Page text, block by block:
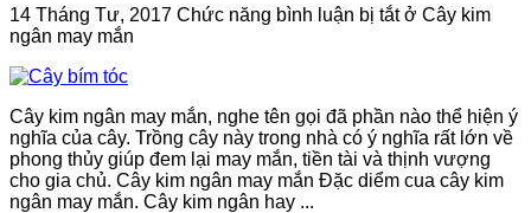
14 Tháng Tư, 2017 Chức năng bình luận bị tắtở Cây kim
ngân may mắn
Cây kim ngân may mắn, nghe tên gọi đã phần nào thể hiện ý
nghĩa của cây. Trồng cây này trong nhà có ý nghĩa rất lớn về
phong thủy giúp đem lại may mắn, tiền tài và thịnh vượng
cho gia chủ. Cây kim ngân may mắn Đặc diểm cua cây kim
ngân may mắn. Cây kim ngân hay ...